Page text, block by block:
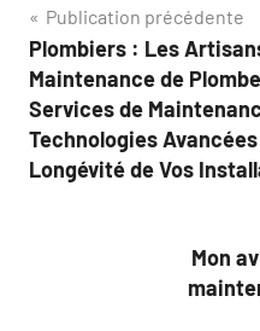
Navigation
de
l’article
Publication précédente
Plombiers : Les
Maintenance de
Services de
Technologies
Longévité de Vos
Mon